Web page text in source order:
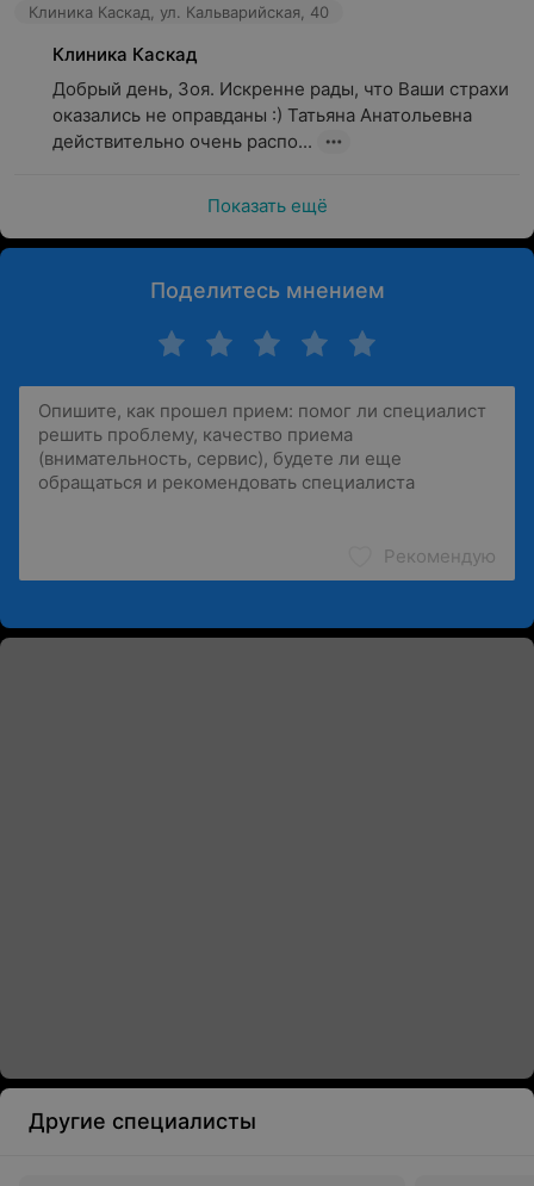
Клиника Каскад, ул. Кальварийская, 40
Клиника Каскад
Добрый день, Зоя. Искренне рады, что Ваши страхи
оказались не оправданы :) Татьяна Анатольевна
действительно очень распо...
Показать ещё
Поделитесь мнением
Рекомендую
Другие специалисты